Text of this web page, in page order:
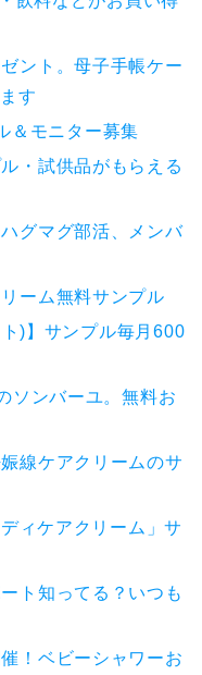
ント。母子手帳ケー
す
＆モニター募集
・試供品がもらえる
グマグ部活、メンバ
ーム無料サンプル
)】サンプル毎月600
ソンバーユ。無料お
線ケアクリームのサ
ィケアクリーム」サ
ト知ってる？いつも
！ベビーシャワーお